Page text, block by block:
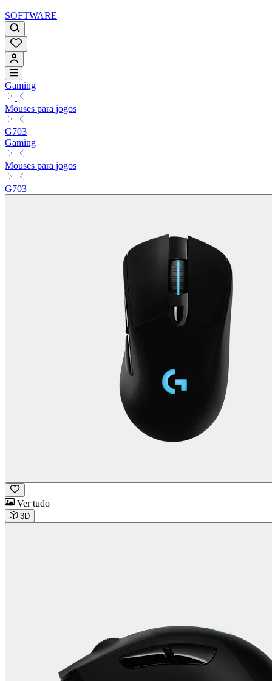
SOFTWARE
Gaming
Mouses para jogos
G703
Gaming
Mouses para jogos
G703
Ver tudo
3D